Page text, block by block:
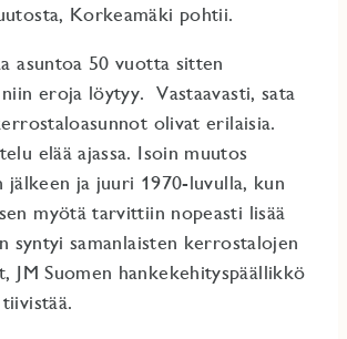
Korkeamäki pohtii.
asuntoa 50 vuotta sitten
eroja löytyy. Vastaavasti, sata
olivat erilaisia.
elää ajassa. Isoin muutos
jälkeen ja juuri 1970-luvulla, kun
myötä tarvittiin nopeasti lisää
syntyi samanlaisten kerrostalojen
JM Suomen hankekehityspäällikkö
tiivistää.